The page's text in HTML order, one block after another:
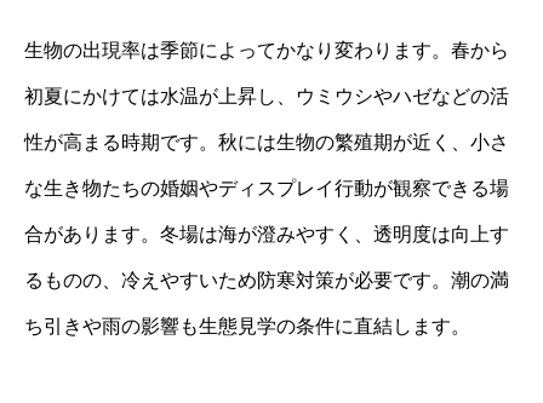
生物の出現率は季節によってかなり変わります。春から
初夏にかけては水温が上昇し、ウミウシやハゼなどの活
性が高まる時期です。秋には生物の繁殖期が近く、小さ
な生き物たちの婚姻やディスプレイ行動が観察できる場
合があります。冬場は海が澄みやすく、透明度は向上す
るものの、冷えやすいため防寒対策が必要です。潮の満
ち引きや雨の影響も生態見学の条件に直結します。